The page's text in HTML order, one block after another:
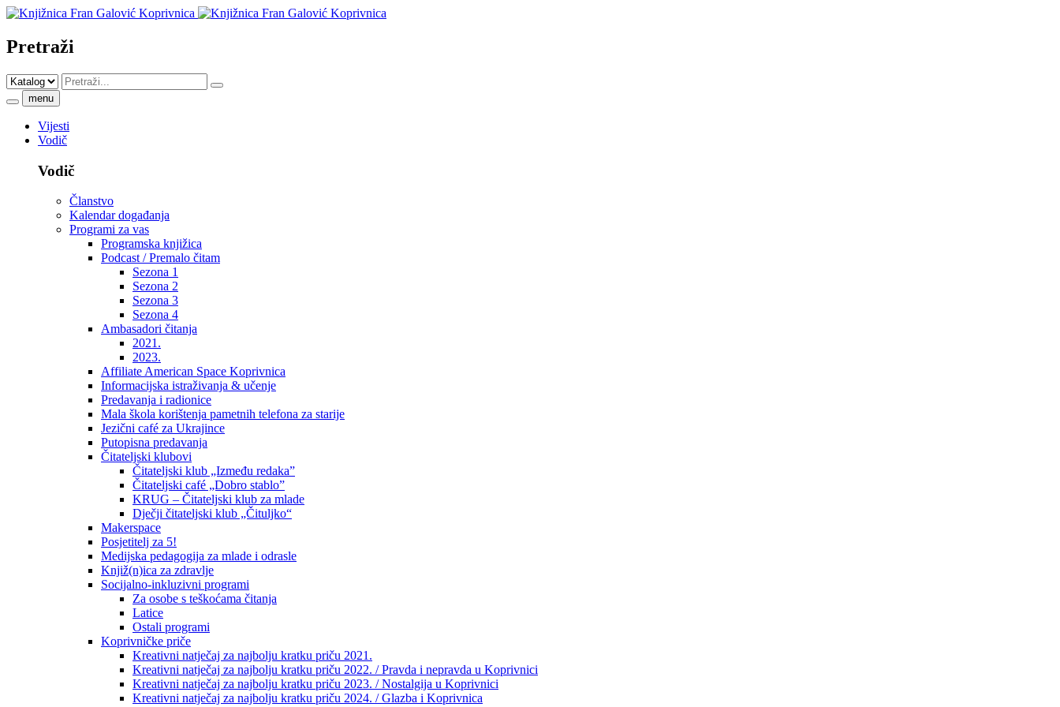
Pretraži
menu
Vijesti
Vodič
Vodič
Članstvo
Kalendar događanja
Programi za vas
Programska knjižica
Podcast / Premalo čitam
Sezona 1
Sezona 2
Sezona 3
Sezona 4
Ambasadori čitanja
2021.
2023.
Affiliate American Space Koprivnica
Informacijska istraživanja & učenje
Predavanja i radionice
Mala škola korištenja pametnih telefona za starije
Jezični café za Ukrajince
Putopisna predavanja
Čitateljski klubovi
Čitateljski klub „Između redaka”
Čitateljski café „Dobro stablo”
KRUG – Čitateljski klub za mlade
Dječji čitateljski klub „Čituljko“
Makerspace
Posjetitelj za 5!
Medijska pedagogija za mlade i odrasle
Knjiž(n)ica za zdravlje
Socijalno-inkluzivni programi
Za osobe s teškoćama čitanja
Latice
Ostali programi
Koprivničke priče
Kreativni natječaj za najbolju kratku priču 2021.
Kreativni natječaj za najbolju kratku priču 2022. / Pravda i nepravda u Koprivnici
Kreativni natječaj za najbolju kratku priču 2023. / Nostalgija u Koprivnici
Kreativni natječaj za najbolju kratku priču 2024. / Glazba i Koprivnica